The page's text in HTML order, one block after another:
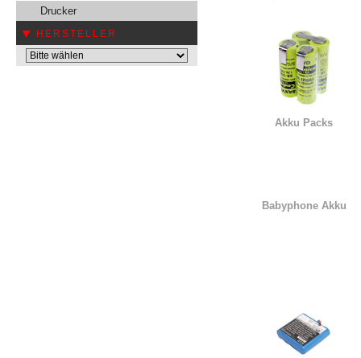
Drucker
HERSTELLER
Akku Packs
Babyphone Akku